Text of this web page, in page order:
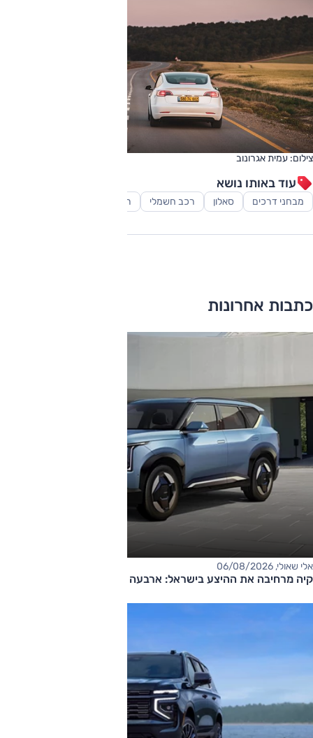
צילום: עמית אגרונוב
עוד באותו נושא
מבחני דרכים סאלון רכב חשמלי רכב ספורט
כתבות אחרונות
אלי שאולי, 06/08/2026
קיה מרחיבה את ההיצע בישראל: ארבעה דגמים חדשים בדרך